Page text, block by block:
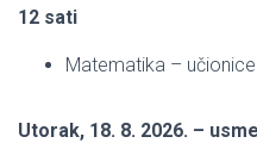
12 sati
Matematika – učionice
Utorak, 18. 8. 2026. –